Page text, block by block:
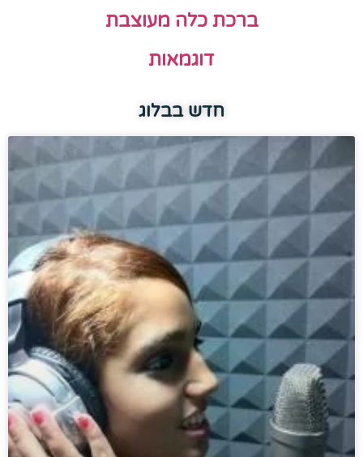
ברכת כלה מעוצבת
דוגמאות
חדש בבלוג